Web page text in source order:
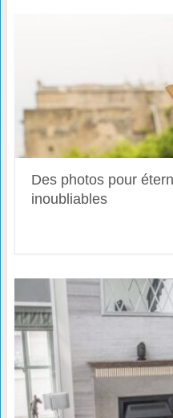
Des photos pour
inoubliables